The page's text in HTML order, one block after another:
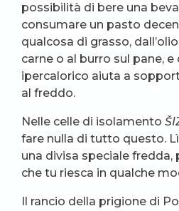
possibilità di bere una
consumare un pasto
qualcosa di grasso,
carne o al burro sul pane,
ipercalorico aiuta a
al freddo.
Nelle celle di isolamento
fare nulla di tutto questo.
una divisa speciale fredda,
che tu riesca in qualche
Il rancio della prigione di